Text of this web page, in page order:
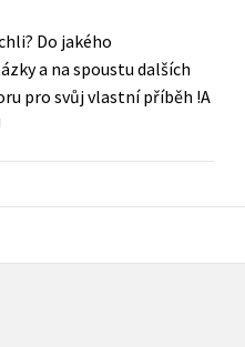
Do jakého
a na spoustu dalších
pro svůj vlastní příběh !A